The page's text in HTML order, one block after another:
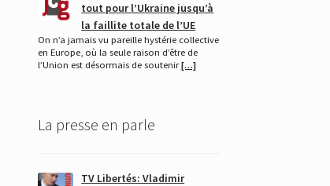
tout pour l’Ukraine jusqu’à
la faillite totale de l’UE
On n’a jamais vu pareille hystérie collective
en Europe, où la seule raison d’être de
l’Union est désormais de soutenir[…]
La presse en parle
TV Libertés: Vladimir